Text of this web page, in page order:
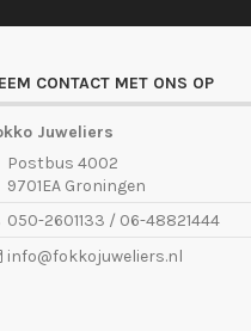
CONTACT MET ONS OP
Juweliers
Postbus 4002
9701EA Groningen
050-2601133 / 06-48821444
info@fokkojuweliers.nl